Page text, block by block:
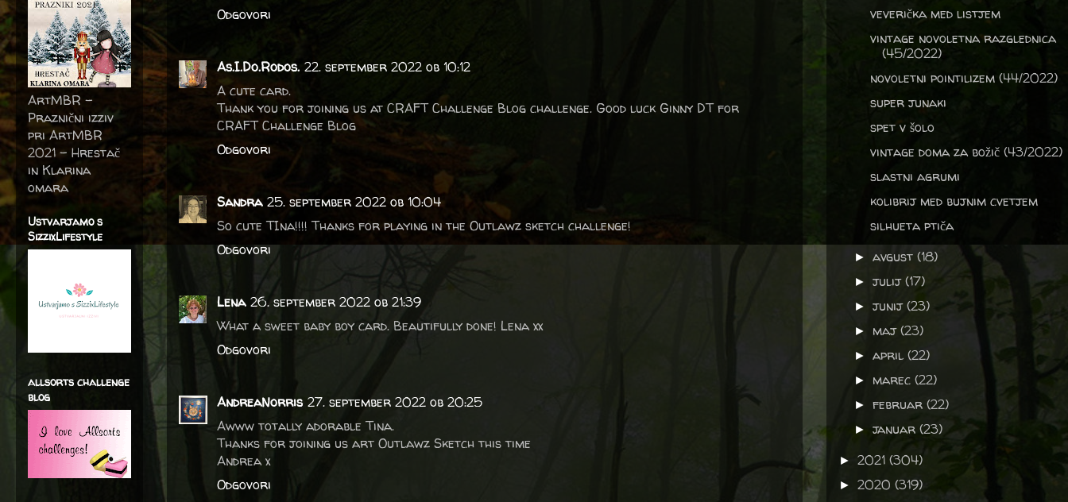
Odgovori
As.I.Do.Rodos. 22. september 2022 ob 10:12
A cute card.
Thank you for joining us at CRAFT Challenge Blog challenge. Good luck Ginny DT for
CRAFT Challenge Blog
Odgovori
Sandra 25. september 2022 ob 10:04
So cute TIna!!!! Thanks for playing in the Outlawz sketch challenge!
Odgovori
Lena 26. september 2022 ob 21:39
What a sweet baby boy card. Beautifully done! Lena xx
Odgovori
AndreaNorris 27. september 2022 ob 20:25
Awww totally adorable Tina.
Thanks for joining us art Outlawz Sketch this time
Andrea x
Odgovori
ArtMBR -
Praznični izziv
pri ArtMBR
2021 – Hrestač
in Klarina
omara
Ustvarjamo s
SizzixLifestyle
allsorts challenge
blog
veverička med listjem
vintage novoletna razglednica
(45/2022)
novoletni pointilizem (44/2022)
super junaki
spet v šolo
vintage doma za božič (43/2022)
slastni agrumi
kolibrij med bujnim cvetjem
silhueta ptiča
►avgust(18)
►julij(17)
►junij(23)
► maj(23)
►april(22)
► marec(22)
►februar(22)
►januar(23)
► 2021 (304)
► 2020 (319)